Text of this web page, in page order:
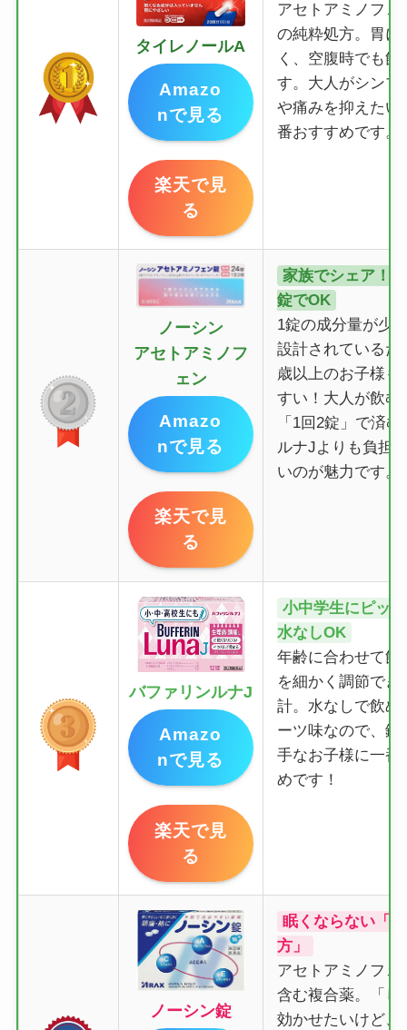
タイレノールA
Amazo
nで見る
楽天で見
る
アセトアミノフェ
の純粋処方。胃に
く、空腹時でも飲
す。大人がシンプ
や痛みを抑えたい
番おすすめです。
ノーシン
アセトアミノフ
ェン
Amazo
nで見る
楽天で見
る
家族でシェア！
錠でOK
1錠の成分量が少
設計されているた
歳以上のお子様も
すい！大人が飲む
「1回2錠」で済
ルナJよりも負担
いのが魅力です。
バファリンルナJ
Amazo
nで見る
楽天で見
る
小中学生にピッ
水なしOK
年齢に合わせて飲
を細かく調節でき
計。水なしで飲め
ーツ味なので、錠
手なお子様に一番
めです！
ノーシン錠
眠くならない「
方」
アセトアミノフェ
含む複合薬。「し
効かせたいけど、